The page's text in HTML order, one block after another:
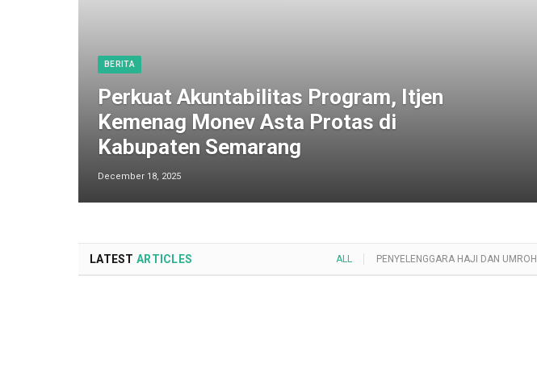
BERITA
Perkuat Akuntabilitas Program, Itjen
Kemenag Monev Asta Protas di
Kabupaten Semarang
December 18, 2025
LATEST ARTICLES ALL PENYELENGGARA HAJI DAN UMROH